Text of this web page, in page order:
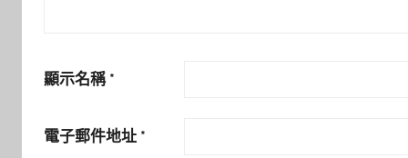
顯示名稱 *
電子郵件地址 *